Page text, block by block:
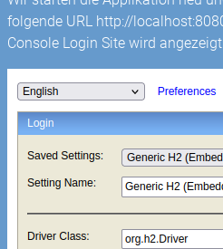
folgende URL http://
Console Login Site wird